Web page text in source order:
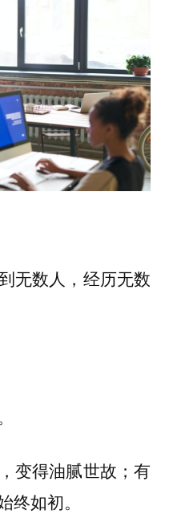
无数人，经历无数
变得油腻世故；有
终如初。